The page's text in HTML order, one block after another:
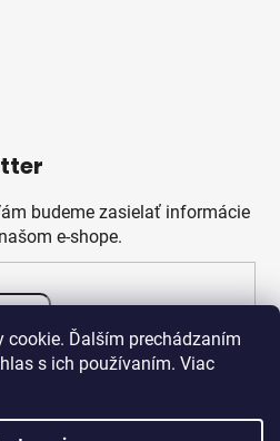
cookie. Ďalším prechádzaním
s ich používaním. Viac
budeme zasielať informácie
e-shope.
spodmienkami ochrany